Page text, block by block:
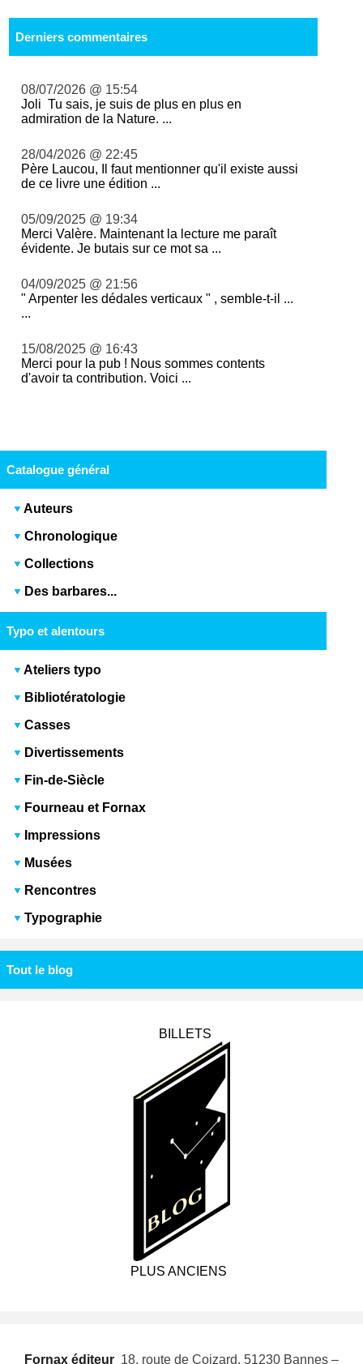
Derniers commentaires
08/07/2026 @ 15:54
Joli Tu sais, je suis de plus en plus en
admiration de la Nature. ...
28/04/2026 @ 22:45
Père Laucou, Il faut mentionner qu'il existe aussi
de ce livre une édition ...
05/09/2025 @ 19:34
Merci Valère. Maintenant la lecture me paraît
évidente. Je butais sur ce mot sa ...
04/09/2025 @ 21:56
" Arpenter les dédales verticaux " , semble-t-il ...
...
15/08/2025 @ 16:43
Merci pour la pub ! Nous sommes contents
d'avoir ta contribution. Voici ...
Catalogue général
Auteurs
Chronologique
Collections
Des barbares...
Typo et alentours
Ateliers typo
Bibliotératologie
Casses
Divertissements
Fin-de-Siècle
Fourneau et Fornax
Impressions
Musées
Rencontres
Typographie
Tout le blog
BILLETS
PLUS ANCIENS
Fornax éditeur  18, route de Coizard, 51230 Bannes –